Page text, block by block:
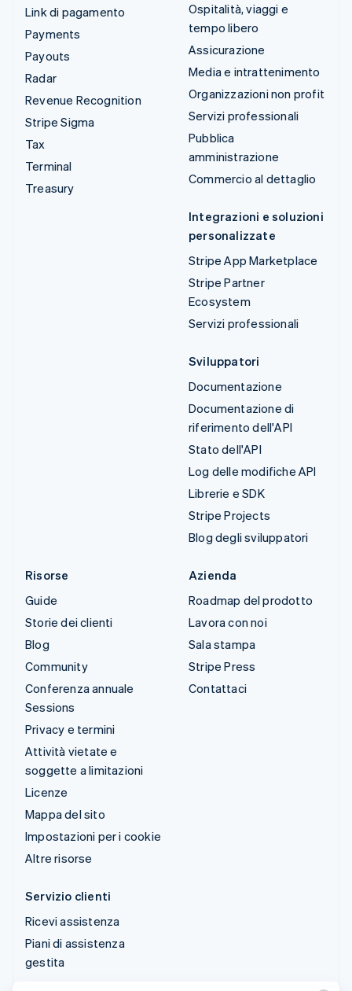
Link di pagamento
Payments
Payouts
Radar
Revenue Recognition
Stripe Sigma
Tax
Terminal
Treasury
Ospitalità, viaggi e
tempo libero
Assicurazione
Media e intrattenimento
Organizzazioni non profit
Servizi professionali
Pubblica
amministrazione
Commercio al dettaglio
Integrazioni e soluzioni
personalizzate
Stripe App Marketplace
Stripe Partner
Ecosystem
Servizi professionali
Sviluppatori
Documentazione
Documentazione di
riferimento dell'API
Stato dell'API
Log delle modifiche API
Librerie e SDK
Stripe Projects
Blog degli sviluppatori
Risorse
Guide
Storie dei clienti
Blog
Community
Conferenza annuale
Sessions
Privacy e termini
Attività vietate e
soggette a limitazioni
Licenze
Mappa del sito
Impostazioni per i cookie
Altre risorse
Azienda
Roadmap del prodotto
Lavora con noi
Sala stampa
Stripe Press
Contattaci
Servizio clienti
Ricevi assistenza
Piani di assistenza
gestita